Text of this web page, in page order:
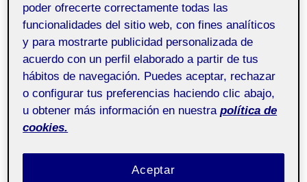
Signage aula 2
Buenas a todos, os adjunto la formalización
del sistema sobre el Parque Europa. Espero
que os guste.
PEC3 – Formalización del sistema
poder ofrecerte correctamente todas las
funcionalidades del sitio web, con fines analíticos
y para mostrarte publicidad personalizada de
acuerdo con un perfil elaborado a partir de tus
hábitos de navegación. Puedes aceptar, rechazar
o configurar tus preferencias haciendo clic abajo,
u obtener más información en nuestra política de
cookies.
Aceptar